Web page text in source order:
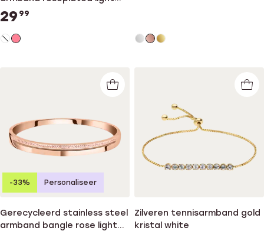
peach kristal
29 99
Gerecycleerd stainless steel
armband bangle rose light
-33% Personaliseer
Zilveren tennisarmband gold
kristal white